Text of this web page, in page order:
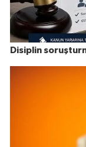
Disiplin